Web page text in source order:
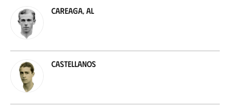
Careaga, Al
Castellanos